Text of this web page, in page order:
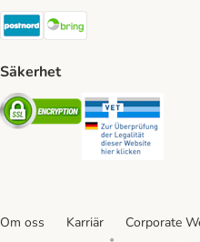
Postnord Shipping Method
Säkerhet
Security
Om oss Karriär Corporate